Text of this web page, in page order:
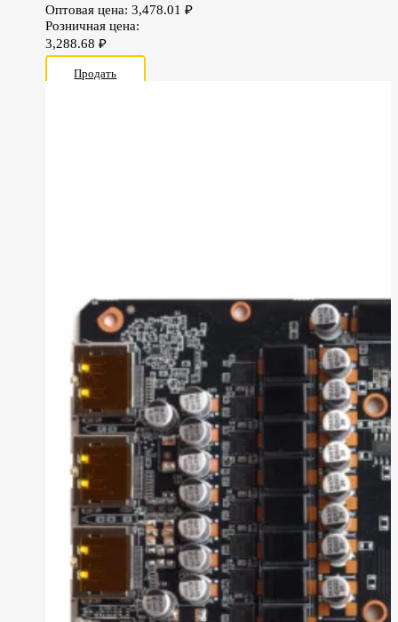
Оптовая цена: 3,478.01 ₽
Розничная цена:
3,288.68 ₽
Продать